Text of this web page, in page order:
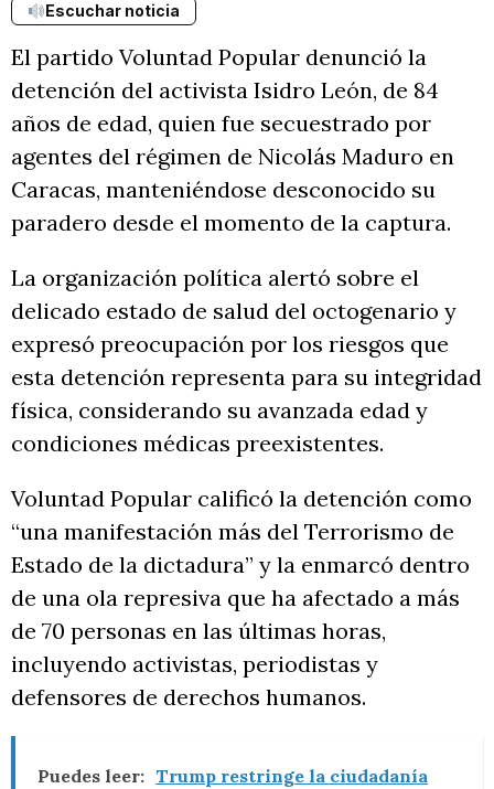
Escuchar noticia
El partido Voluntad Popular denunció la
detención del activista Isidro León, de 84
años de edad, quien fue secuestrado por
agentes del régimen de Nicolás Maduro en
Caracas, manteniéndose desconocido su
paradero desde el momento de la captura.
La organización política alertó sobre el
delicado estado de salud del octogenario y
expresó preocupación por los riesgos que
esta detención representa para su integridad
física, considerando su avanzada edad y
condiciones médicas preexistentes.
Voluntad Popular calificó la detención como
“una manifestación más del Terrorismo de
Estado de la dictadura” y la enmarcó dentro
de una ola represiva que ha afectado a más
de 70 personas en las últimas horas,
incluyendo activistas, periodistas y
defensores de derechos humanos.
Puedes leer: Trump restringe la ciudadanía